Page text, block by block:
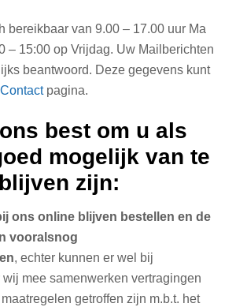
bereikbaar van 9.00 – 17.00 uur Ma
– 15:00 op Vrijdag. Uw Mailberichten
beantwoord. Deze gegevens kunt
Contactpagina.
best om u als
mogelijk van te
zijn:
ons online blijven bestellen en de
vooralsnog
, echter kunnen er wel bij
wij mee samenwerken vertragingen
getroffen zijn m.b.t. het